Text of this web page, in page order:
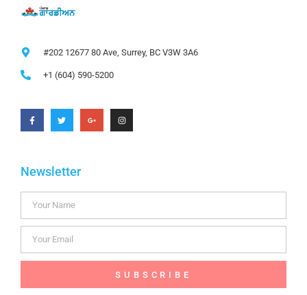
#202 12677 80 Ave, Surrey, BC V3W 3A6
+1 (604) 590-5200
Newsletter
SUBSCRIBE